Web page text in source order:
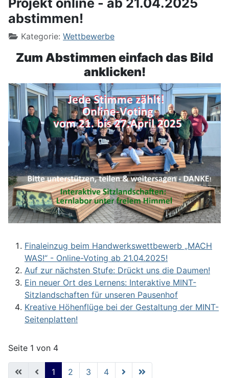
Projekt online - ab 21.04.2025
abstimmen!
Kategorie: Wettbewerbe
Zum Abstimmen einfach das Bild
anklicken!
Finaleinzug beim Handwerkswettbewerb „MACH
WAS!“ - Online-Voting ab 21.04.2025!
Auf zur nächsten Stufe: Drückt uns die Daumen!
Ein neuer Ort des Lernens: Interaktive MINT-
Sitzlandschaften für unseren Pausenhof
Kreative Höhenflüge bei der Gestaltung der MINT-
Seitenplatten!
Seite 1 von 4
1 2 3 4